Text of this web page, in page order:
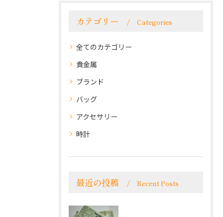
カテゴリー Categories
全てのカテゴリー
貴金属
ブランド
バッグ
アクセサリー
時計
最近の投稿 Recent Posts